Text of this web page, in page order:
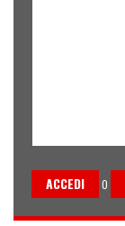
ACCEDI o